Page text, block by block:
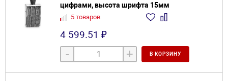
цифрами, высота шрифта 15мм
5 товаров
4 599.51 ₽
- + В КОРЗИНУ